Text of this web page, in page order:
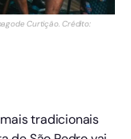
Curtição. Crédito:
tradicionais